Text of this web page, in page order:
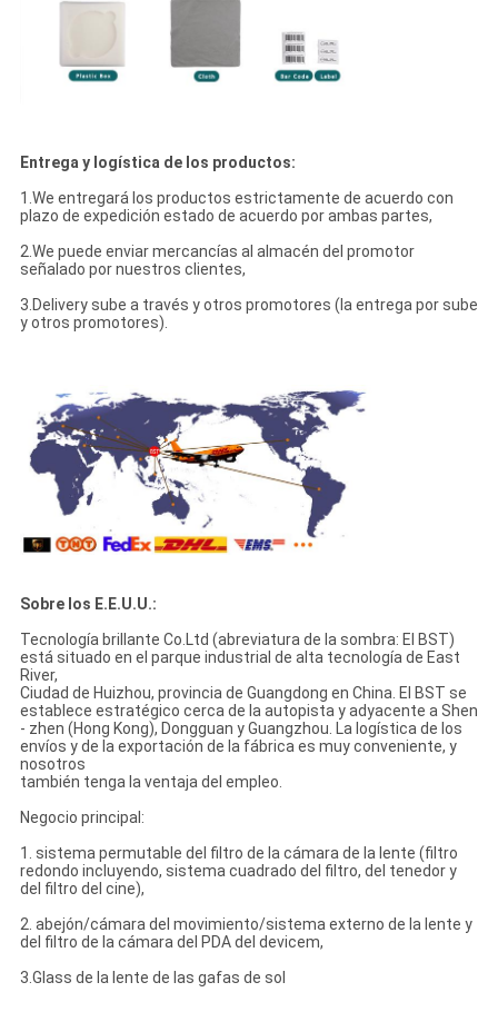
Entrega y logística de los productos:
1.We entregará los productos estrictamente de acuerdo con
plazo de expedición estado de acuerdo por ambas partes,
2.We puede enviar mercancías al almacén del promotor
señalado por nuestros clientes,
3.Delivery sube a través y otros promotores (la entrega por sube
y otros promotores).
Sobre los E.E.U.U.:
Tecnología brillante Co.Ltd (abreviatura de la sombra: El BST)
está situado en el parque industrial de alta tecnología de East
River,
Ciudad de Huizhou, provincia de Guangdong en China. El BST se
establece estratégico cerca de la autopista y adyacente a Shen
- zhen (Hong Kong), Dongguan y Guangzhou. La logística de los
envíos y de la exportación de la fábrica es muy conveniente, y
nosotros
también tenga la ventaja del empleo.
Negocio principal:
1. sistema permutable del filtro de la cámara de la lente (filtro
redondo incluyendo, sistema cuadrado del filtro, del tenedor y
del filtro del cine),
2. abejón/cámara del movimiento/sistema externo de la lente y
del filtro de la cámara del PDA del devicem,
3.Glass de la lente de las gafas de sol